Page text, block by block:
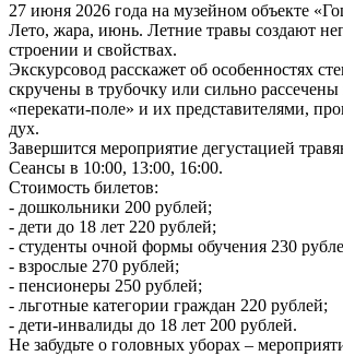
27 июня 2026 года на музейном объекте
Лето, жара, июнь. Летние травы создают
строении и свойствах.
Экскурсовод расскажет об особенностях
скручены в трубочку или сильно
«перекати-поле» и их представителями,
дух.
Завершится мероприятие дегустацией
Сеансы в 10:00, 13:00, 16:00.
Стоимость билетов:
- дошкольники 200 рублей;
- дети до 18 лет 220 рублей;
- студенты очной формы обучения 230
- взрослые 270 рублей;
- пенсионеры 250 рублей;
- льготные категории граждан 220 рублей;
- дети-инвалиды до 18 лет 200 рублей.
Не забудьте о головных уборах –